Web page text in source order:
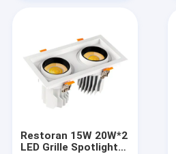
Restoran 15W 20W*2
LED Grille Spotlight